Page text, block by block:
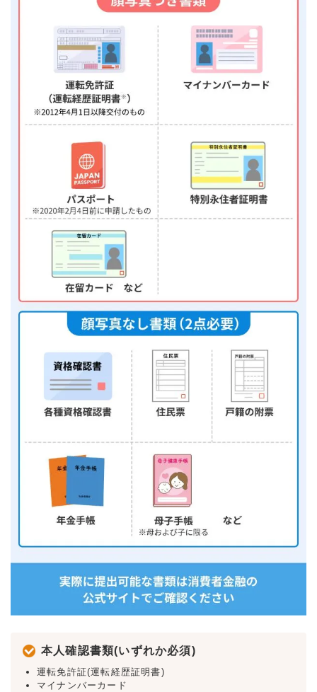
本人確認書類(いずれか必須)
運転免許証(運転経歴証明書)
マイナンバーカード